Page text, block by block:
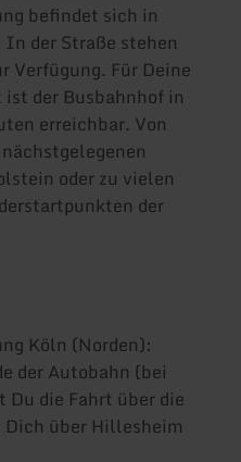
befindet sich in
der Straße stehen
Verfügung. Für Deine
der Busbahnhof in
erreichbar. Von
oder zu vielen
der
Köln (Norden):
der Autobahn (bei
die Fahrt über die
über Hillesheim